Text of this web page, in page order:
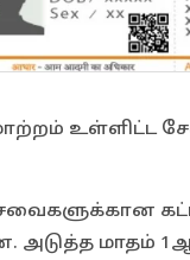
உள்ளிட்ட
மாதம்